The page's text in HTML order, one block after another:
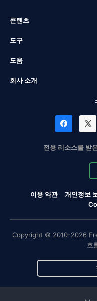
콘텐츠
도구
도움
회사 소개
전용 리소스를 받
이용 약관 개인정보
Copyright © 2010-2026
호